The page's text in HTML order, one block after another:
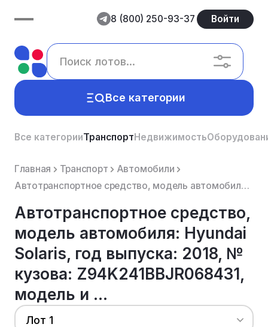
8 (800) 250-93-37 Войти
Все категории
Все категорииТранспортНедвижимость
Главная Транспорт
Автомобили
Автотранспортное средство, модель автомобиля: Hyundai Solaris, год выпуска: 2018, № кузова: Z94K241B...
Автотранспортное средство,
модель автомобиля: Hyundai
Solaris, год выпуска: 2018, №
кузова: Z94K241BBJR068431,
модель и ...
Лот 1